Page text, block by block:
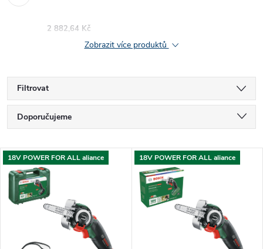
2 882,64 Kč
Zobrazit více produktů
Filtrovat
Ř
a
z
e
Doporučujeme
Nejdražší
Nejprodávanější
Abecedně
V
ý
18V POWER FOR ALL aliance 18V POWER FOR ALL aliance